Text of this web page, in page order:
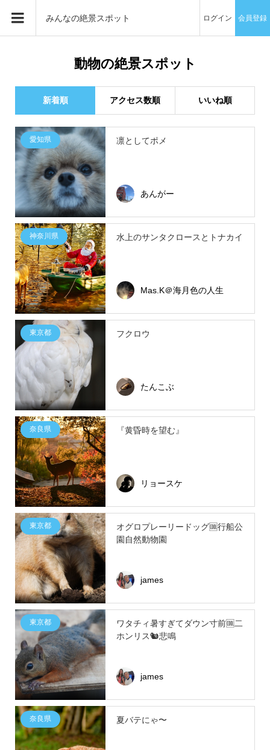
みんなの絶景スポット ログイン 会員登録
動物の絶景スポット
新着順 アクセス数順 いいね順
愛知県 凛としてポメ
あんがー
神奈川県 水上のサンタクロースとトナカイ
Mas.K＠海月色の人生
東京都 フクロウ
たんこぶ
奈良県 『黄昏時を望む』
リョースケ
東京都
オグロプレーリードッグ🆒行船公
園自然動物園
james
東京都
ワタチィ暑すぎてダウン寸前🆒二
ホンリス🐿悲鳴
james
奈良県 夏バテにゃ〜